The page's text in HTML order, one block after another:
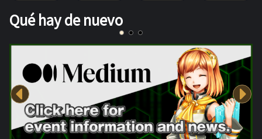
Qué hay de nuevo